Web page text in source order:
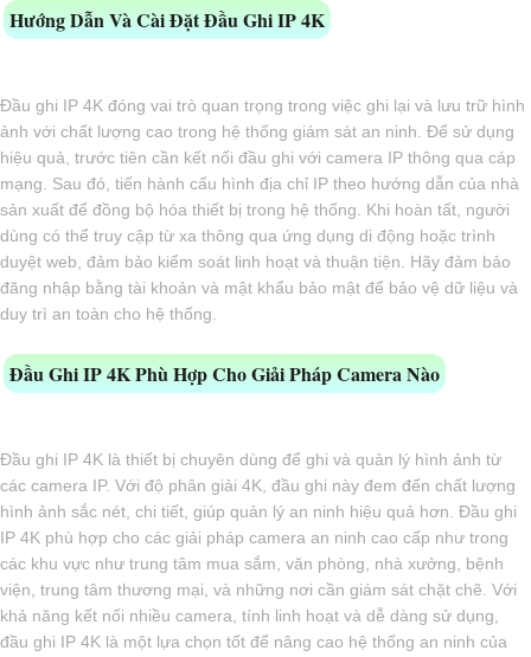
Hướng Dẫn Và Cài Đặt Đầu Ghi IP 4K
Đầu ghi IP 4K đóng vai trò quan trọng trong việc ghi lại và lưu trữ hình
ảnh với chất lượng cao trong hệ thống giám sát an ninh. Để sử dụng
hiệu quả, trước tiên cần kết nối đầu ghi với camera IP thông qua cáp
mạng. Sau đó, tiến hành cấu hình địa chỉ IP theo hướng dẫn của nhà
sản xuất để đồng bộ hóa thiết bị trong hệ thống. Khi hoàn tất, người
dùng có thể truy cập từ xa thông qua ứng dụng di động hoặc trình
duyệt web, đảm bảo kiểm soát linh hoạt và thuận tiện. Hãy đảm bảo
đăng nhập bằng tài khoản và mật khẩu bảo mật để bảo vệ dữ liệu và
duy trì an toàn cho hệ thống.
Đầu Ghi IP 4K Phù Hợp Cho Giải Pháp Camera Nào
Đầu ghi IP 4K là thiết bị chuyên dùng để ghi và quản lý hình ảnh từ
các camera IP. Với độ phân giải 4K, đầu ghi này đem đến chất lượng
hình ảnh sắc nét, chi tiết, giúp quản lý an ninh hiệu quả hơn. Đầu ghi
IP 4K phù hợp cho các giải pháp camera an ninh cao cấp như trong
các khu vực như trung tâm mua sắm, văn phòng, nhà xưởng, bệnh
viện, trung tâm thương mại, và những nơi cần giám sát chặt chẽ. Với
khả năng kết nối nhiều camera, tính linh hoạt và dễ dàng sử dụng,
đầu ghi IP 4K là một lựa chọn tốt để nâng cao hệ thống an ninh của